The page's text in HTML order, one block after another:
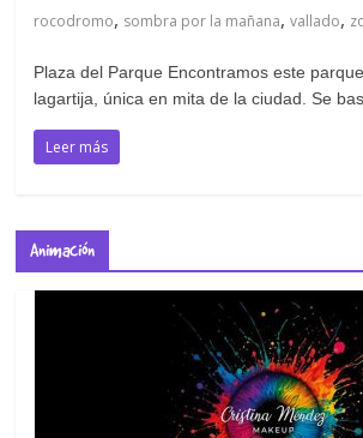
rocodromo, sombra por la mañana,vallado,
Plaza del Parque Encontramos este
lagartija, única en mita de la ciudad. Se
Leer más
Animación